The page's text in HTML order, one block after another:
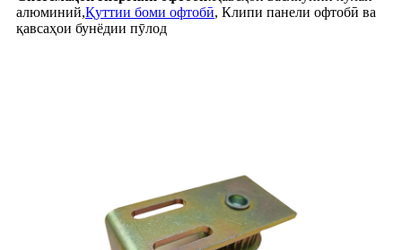
алюминий,Қуттии боми офтобӣ, Клипи панели офтобӣ ва
қавсаҳои бунёдии пӯлод